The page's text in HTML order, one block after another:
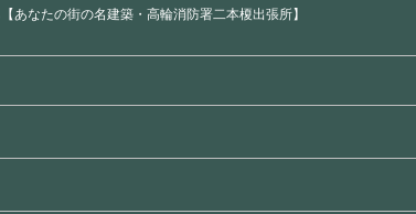
巨
あなたの街の名建築・高輪消防署二本榎出張所】